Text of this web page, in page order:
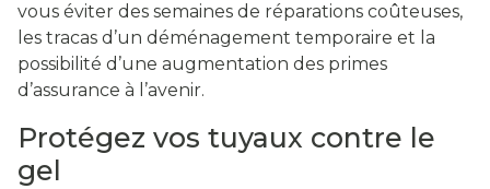
vous éviter des semaines de réparations coûteuses,
les tracas d’un déménagement temporaire et la
possibilité d’une augmentation des primes
d’assurance à l’avenir.
Protégez vos tuyaux contre le
gel